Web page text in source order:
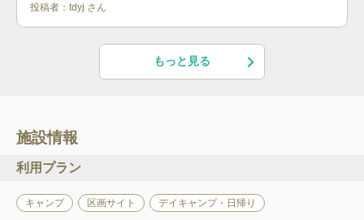
投稿者： tdyj さん
もっと見る
施設情報
利用プラン
キャンプ 区画サイト デイキャンプ・日帰り